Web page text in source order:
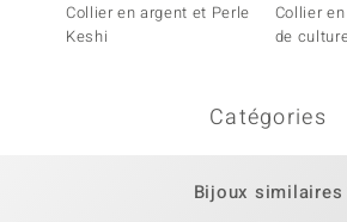
Collier en argent et Perle
Keshi
Collier
de
Catégories
Bijoux similaires